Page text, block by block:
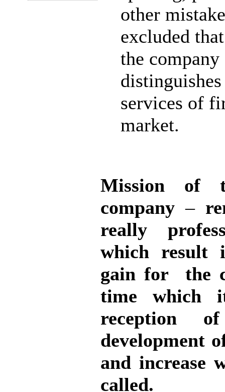
other
excluded
the
services of
market.
Mission of
company –
really
which result
gain for the
time which
reception
development
and increase
called.